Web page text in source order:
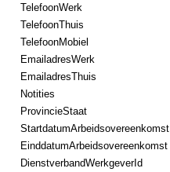
TelefoonWerk
TelefoonThuis
TelefoonMobiel
EmailadresWerk
EmailadresThuis
Notities
ProvincieStaat
StartdatumArbeidsovereenkomst
EinddatumArbeidsovereenkomst
DienstverbandWerkgeverId